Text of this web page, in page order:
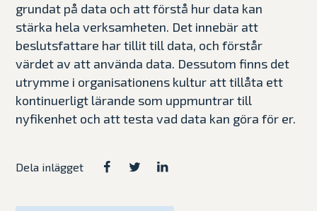
grundat på data och att förstå hur data kan
stärka hela verksamheten. Det innebär att
beslutsfattare har tillit till data, och förstår
värdet av att använda data. Dessutom finns det
utrymme i organisationens kultur att tillåta ett
kontinuerligt lärande som uppmuntrar till
nyfikenhet och att testa vad data kan göra för er.
Dela inlägget